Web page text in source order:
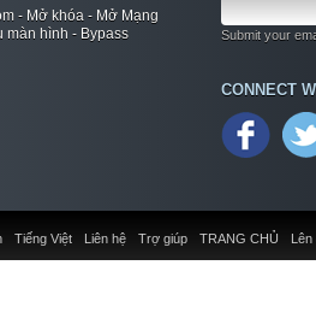
- Mở khóa - Mở Mạng
màn hình - Bypass
Submit your
CONNECT
Liên hệ Trợ giúp TRANG CHỦ Lên
Tiếng Việt